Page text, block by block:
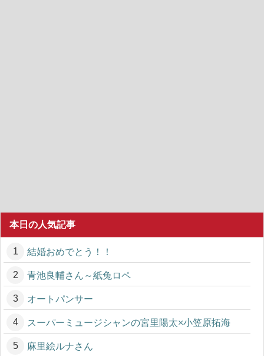
本日の人気記事
結婚おめでとう！！
青池良輔さん～紙兔ロペ
オートパンサー
スーパーミュージシャンの宮里陽太×小笠原拓海
麻里絵ルナさん